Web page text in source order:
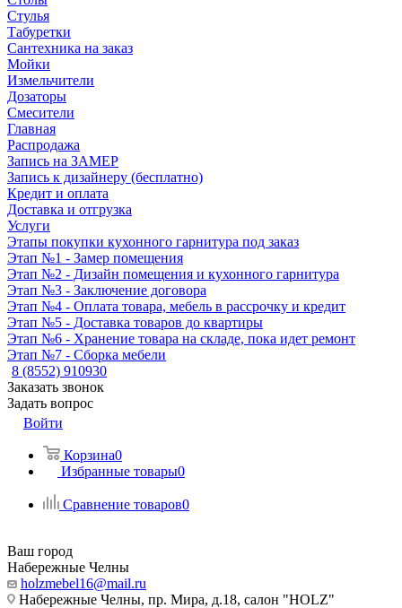
Стулья
Табуретки
Сантехника на заказ
Мойки
Измельчители
Дозаторы
Смесители
Главная
Распродажа
Запись на ЗАМЕР
Запись к дизайнеру (бесплатно)
Кредит и оплата
Доставка и отгрузка
Услуги
Этапы покупки кухонного гарнитура под заказ
Этап №1 - Замер помещения
Этап №2 - Дизайн помещения и кухонного гарнитура
Этап №3 - Заключение договора
Этап №4 - Оплата товара, мебель в рассрочку и кредит
Этап №5 - Доставка товаров до квартиры
Этап №6 - Хранение товара на складе, пока идет ремонт
Этап №7 - Сборка мебели
8 (8552) 910930
Заказать звонок
Задать вопрос
Войти
Корзина0
Избранные товары0
Сравнение товаров0
Ваш город
Набережные Челны
holzmebel16@mail.ru
Набережные Челны, пр. Мира, д.18, салон "HOLZ"